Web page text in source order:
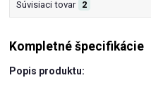
Súvisiaci tovar 2
Kompletné špecifikácie
Popis produktu: